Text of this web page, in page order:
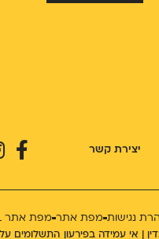
יצירת קשר
נגישות מפת אתר מפת אתר XML
מס' 60549 | לכל התשלומים יתווסף מע"מ כדין | אי